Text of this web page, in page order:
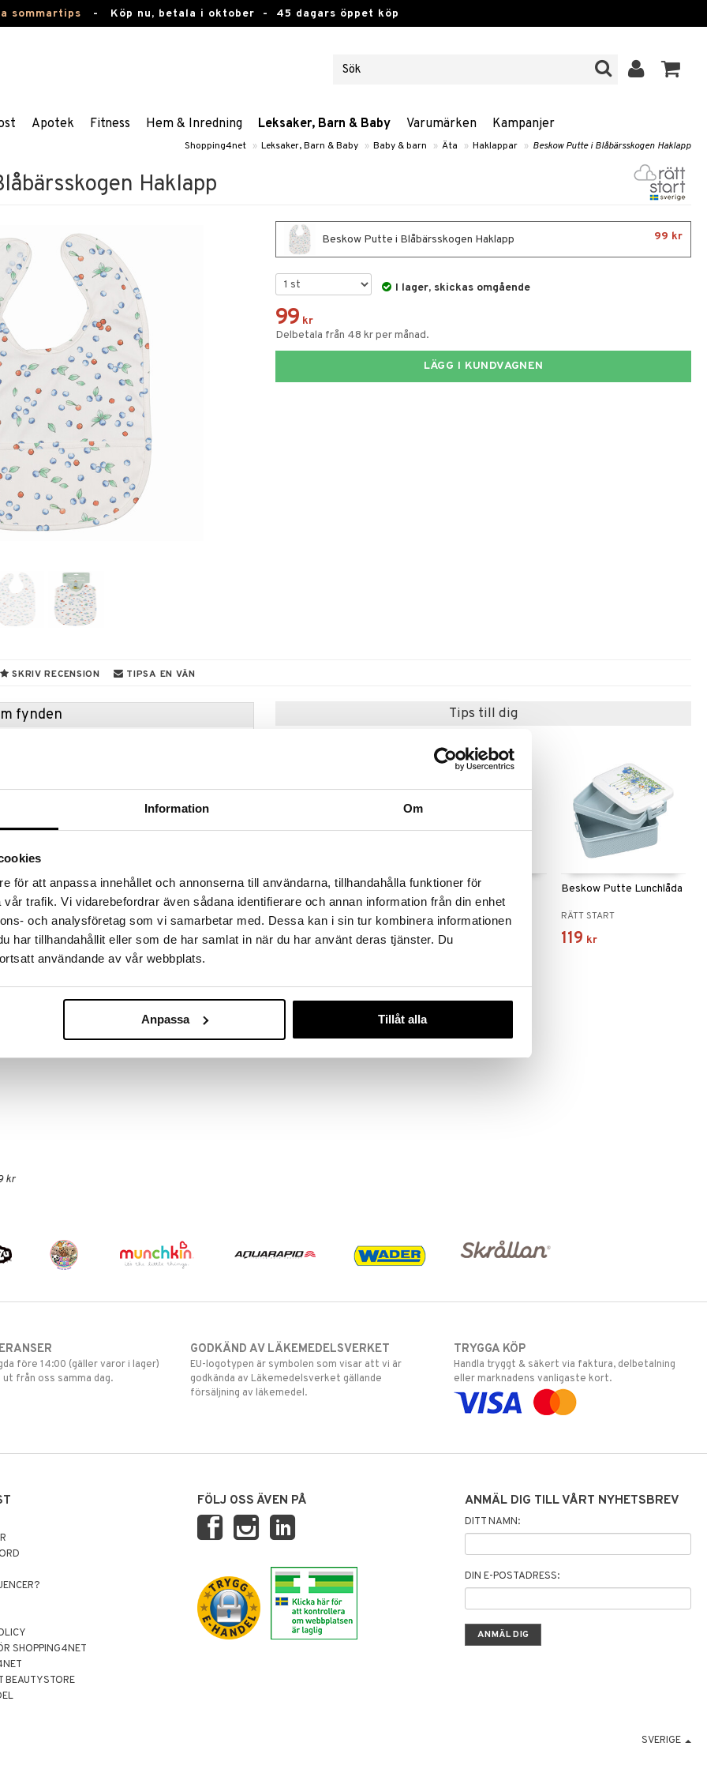
Information Om
för att anpassa innehållet och annonserna till användarna, tillhandahålla funktioner för
trafik. Vi vidarebefordrar även sådana identifierare och annan information från din enhet
och analysföretag som vi samarbetar med. Dessa kan i sin tur kombinera informationen
har tillhandahållit eller som de har samlat in när du har använt deras tjänster. Du
användande av vår webbplats.
Anpassa Tillåt alla
sommartips - Köp nu, betala i oktober - 45 dagars öppet köp
Apotek Fitness Hem & Inredning Leksaker, Barn & Baby Varumärken Kampanjer
Shopping4net » Leksaker, Barn & Baby » Baby & barn » Äta » Haklappar » Beskow Putte i Blåbärsskogen Haklapp
Haklapp
Beskow Putte i Blåbärsskogen Haklapp 99 kr
I lager, skickas omgående
99 kr
Delbetala från 48 kr per månad.
LÄGG I KUNDVAGNEN
SKRIV RECENSION TIPSA EN VÄN
fynden
fram till 31/8-2026, men var snabb - dina
kan fort ta slut!
»
illustrationer om Puttes äventyr i Blåbärsskogen.
Fickan fram samlar upp den mat som kanske
fästs enkelt med ett kardborreband i nacken.
polyester som är ett mjukt och skönt material.
skölj under rinnande vatten efter varje
även maskintvättas vid tuffare fläckar.
Tex Klass 1 Baby vilket ställer höga kemiska krav
kr
Tips till dig
Beskow Putte i
Blåbärsskogen Haklapp
m. ärm
RÄTT START
149 kr
Beskow Putte i
Blåbärsskogen
Vattenflaska
RÄTT START
189 kr
Beskow Putte Lunchlåda
RÄTT START
119 kr
före 14:00 (gäller varor i lager)
från oss samma dag.
GODKÄND AV LÄKEMEDELSVERKET
EU-logotypen är symbolen som visar att vi är
godkända av Läkemedelsverket gällande
försäljning av läkemedel.
TRYGGA KÖP
Handla tryggt & säkert via faktura, delbetalning
eller marknadens vanligaste kort.
SHOPPING4NET
BEAUTYSTORE
FÖLJ OSS ÄVEN PÅ ANMÄL DIG TILL VÅRT NYHETSBREV
DITT NAMN:
DIN E-POSTADRESS:
SVERIGE